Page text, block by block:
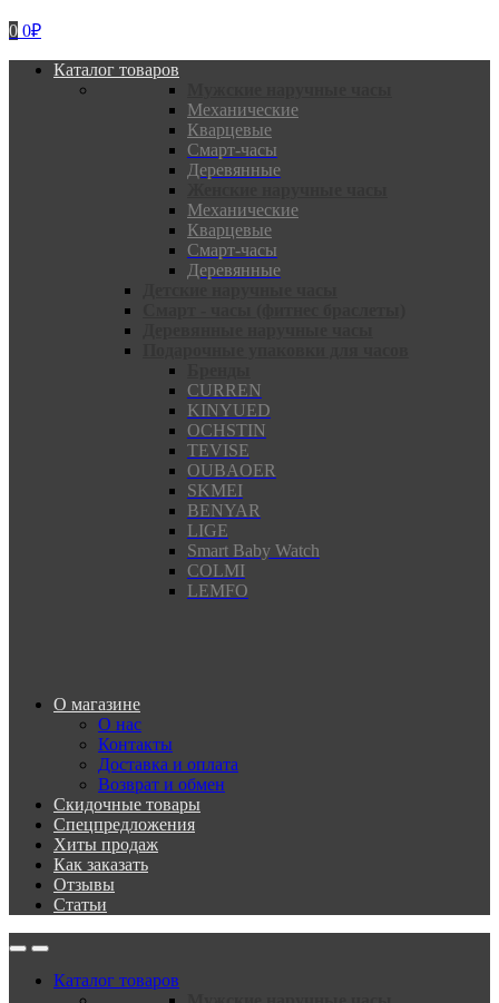
0 0₽
Каталог товаров
Механические
Кварцевые
Смарт-часы
Деревянные
Механические
Кварцевые
Смарт-часы
Деревянные
CURREN
KINYUED
OCHSTIN
TEVISE
OUBAOER
SKMEI
BENYAR
LIGE
Smart Baby Watch
COLMI
LEMFO
О магазине
О нас
Контакты
Доставка и оплата
Возврат и обмен
Скидочные товары
Спецпредложения
Хиты продаж
Как заказать
Отзывы
Статьи
Каталог товаров